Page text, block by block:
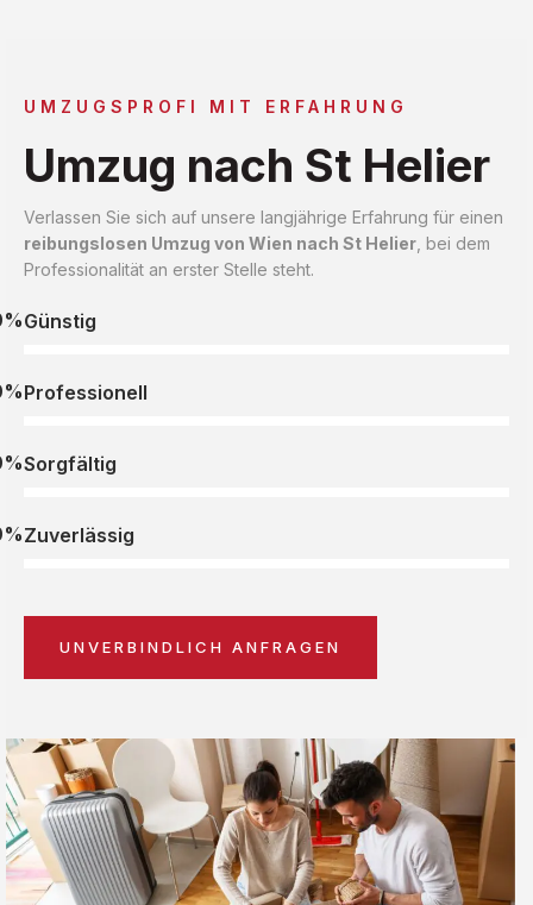
UMZUGSPROFI MIT ERFAHRUNG
Umzug nach St Helier
Verlassen Sie sich auf unsere langjährige Erfahrung für einen
reibungslosen Umzug von Wien nach St Helier , bei dem
Professionalität an erster Stelle steht.
Günstig
Professionell
Sorgfältig
Zuverlässig
UNVERBINDLICH ANFRAGEN